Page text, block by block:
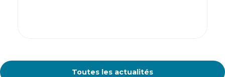
Toutes les actualités